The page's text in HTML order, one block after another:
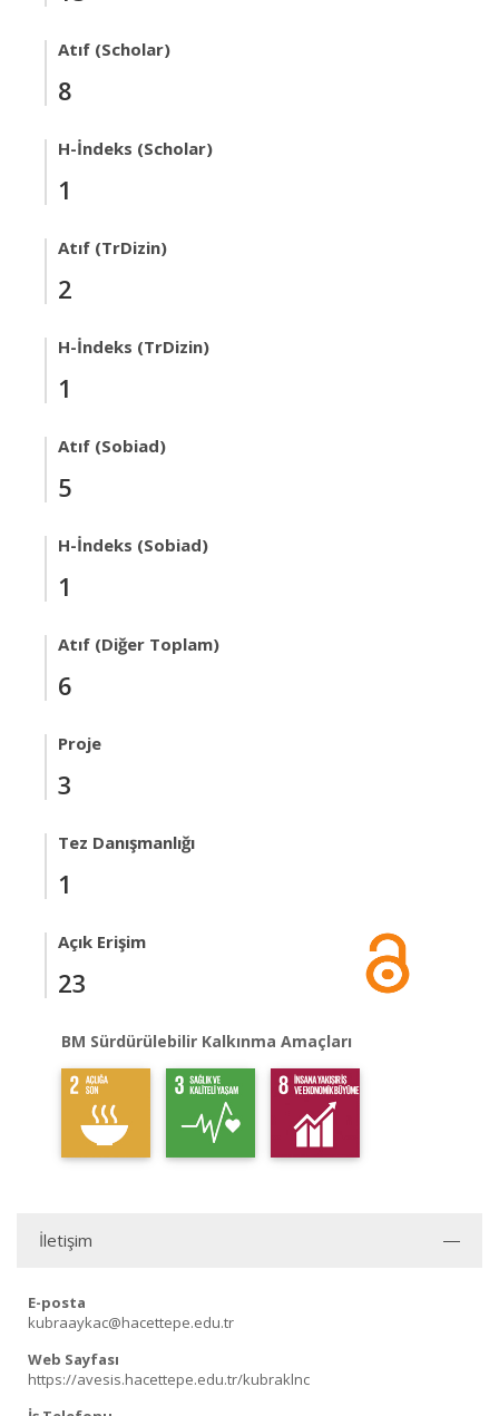
Atıf (Scholar)
8
H-İndeks (Scholar)
1
Atıf (TrDizin)
2
H-İndeks (TrDizin)
1
Atıf (Sobiad)
5
H-İndeks (Sobiad)
1
Atıf (Diğer Toplam)
6
Proje
3
Tez Danışmanlığı
1
Açık Erişim
23
BM Sürdürülebilir Kalkınma Amaçları
İletişim
E-posta
kubraaykac@hacettepe.edu.tr
Web Sayfası
https://avesis.hacettepe.edu.tr/kubraklnc